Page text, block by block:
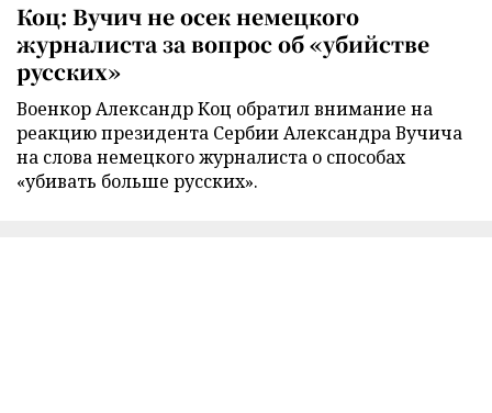
Коц: Вучич не осек немецкого
журналиста за вопрос об «убийстве
русских»
Военкор Александр Коц обратил внимание на
реакцию президента Сербии Александра Вучича
на слова немецкого журналиста о способах
«убивать больше русских».